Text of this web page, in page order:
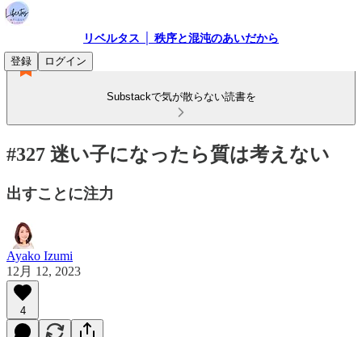
リベルタス │ 秩序と混沌のあいだから
登録
ログイン
Substackで気が散らない読書を
#327 迷い子になったら質は考えない
出すことに注力
Ayako Izumi
12月 12, 2023
4